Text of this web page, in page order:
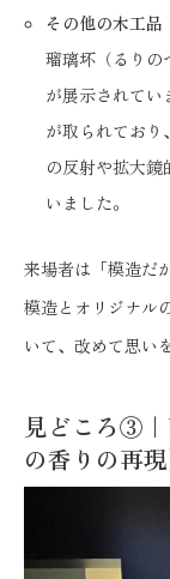
その他の木工品
瑠璃坏（るりの
が展示されて
が取られており
の反射や拡大
いました。
来場者は「模造だ
模造とオリジナル
いて、改めて思い
見どころ③
の香りの再現